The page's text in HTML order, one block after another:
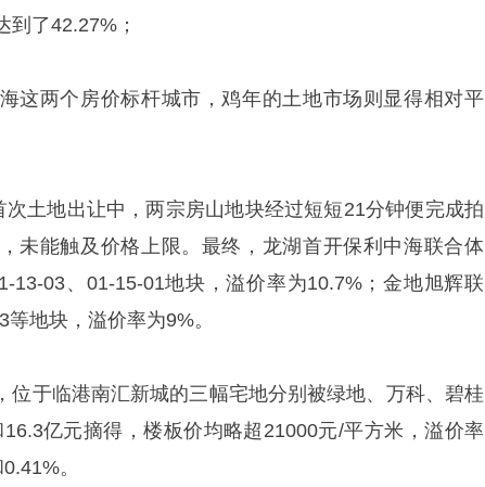
到了42.27%；
这两个房价标杆城市，鸡年的土地市场则显得相对平
土地出让中，两宗房山地块经过短短21分钟便完成拍
未能触及价格上限。最终，龙湖首开保利中海联合体
13-03、01-15-01地块，溢价率为10.7%；金地旭辉联
地块，溢价率为9%。
位于临港南汇新城的三幅宅地分别被绿地、万科、碧桂
亿元摘得，楼板价均略超21000元/平方米，溢价率
。